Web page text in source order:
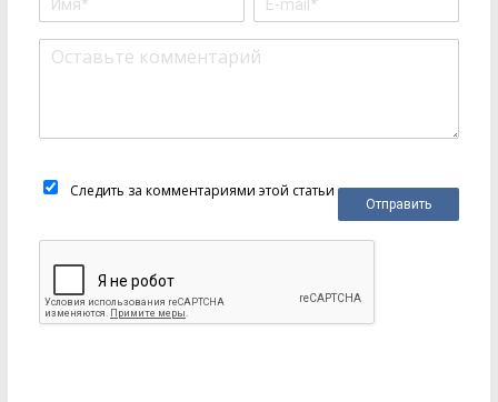
Следить за комментариями этой статьи